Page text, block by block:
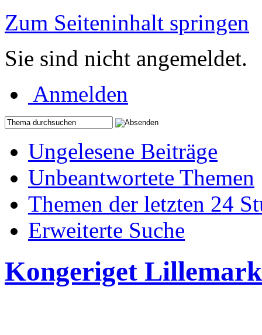
Zum Seiteninhalt springen
Sie sind nicht angemeldet.
Anmelden
Ungelesene Beiträge
Unbeantwortete Themen
Themen der letzten 24
Erweiterte Suche
Kongeriget Lillemark